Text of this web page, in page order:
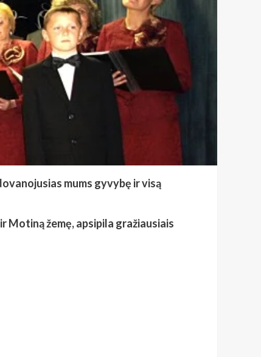
mums gyvybę ir visą
Motiną žemę, apsipila gražiausiais